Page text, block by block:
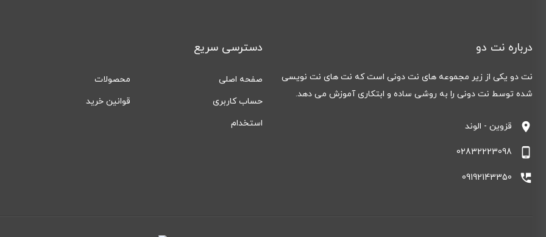
درباره نت دو
نت دو یکی از زیر مجموعه های نت دونی است که نت های نت نویسی
شده توسط نت دونی را به روشی ساده و ابتکاری آموزش می دهد.
location_on قزوین - الوند
phone_android
02832223098
perm_phone_msg
09192143350
دسترسی سریع
صفحه اصلی
محصولات
حساب کاربری
قوانین خرید
استخدام